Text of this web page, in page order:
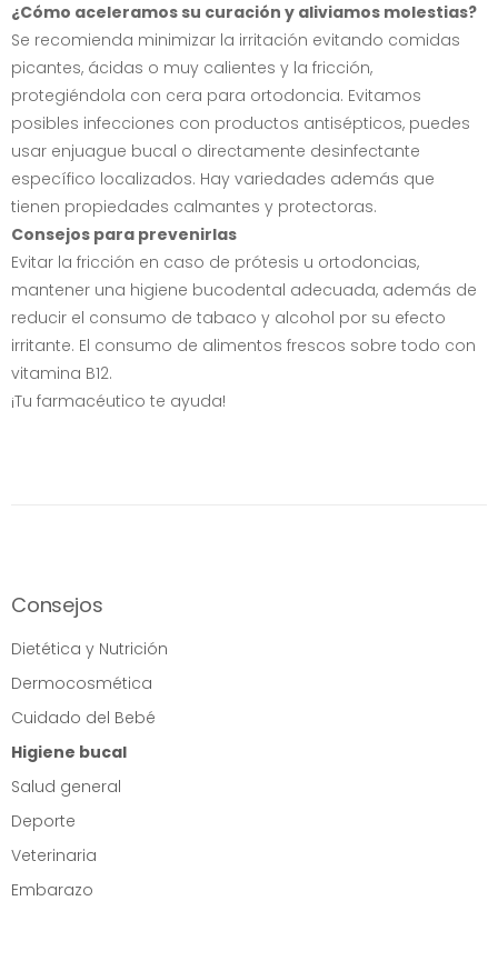
¿Cómo aceleramos su curación y aliviamos molestias?
Se recomienda minimizar la irritación evitando comidas
picantes, ácidas o muy calientes y la fricción,
protegiéndola con cera para ortodoncia. Evitamos
posibles infecciones con productos antisépticos, puedes
usar enjuague bucal o directamente desinfectante
específico localizados. Hay variedades además que
tienen propiedades calmantes y protectoras.
Consejos para prevenirlas
Evitar la fricción en caso de prótesis u ortodoncias,
mantener una higiene bucodental adecuada, además de
reducir el consumo de tabaco y alcohol por su efecto
irritante. El consumo de alimentos frescos sobre todo con
vitamina B12.
¡Tu farmacéutico te ayuda!
Consejos
Dietética y Nutrición
Dermocosmética
Cuidado del Bebé
Higiene bucal
Salud general
Deporte
Veterinaria
Embarazo